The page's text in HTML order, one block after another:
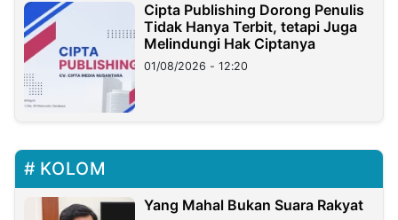
Cipta Publishing Dorong Penulis
Tidak Hanya Terbit, tetapi Juga
Melindungi Hak Ciptanya
01/08/2026 - 12:20
KOLOM
Yang Mahal Bukan Suara Rakyat